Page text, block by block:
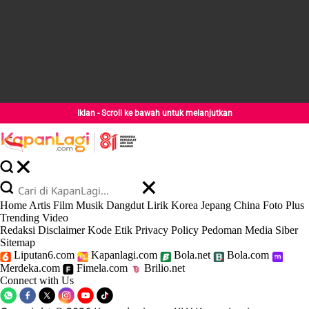
Iklan - Scroll ke bawah untuk melanjutkan
Home Artis Film Musik Dangdut Lirik Korea Jepang China Foto Plus
Trending Video
Redaksi Disclaimer Kode Etik Privacy Policy Pedoman Media Siber
Sitemap
Liputan6.com
Kapanlagi.com Bola.net
Bola.com
Merdeka.com
Fimela.com
Brilio.net
Connect with Us